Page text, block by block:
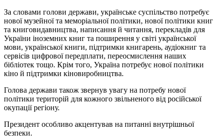
За словами голови держави, українське суспільство потребує
нової музейної та меморіальної політики, нової політики книг
та книговидавництва, написання й читання, перекладів для
України іноземних книг та поширення у світі української
мови, української книги, підтримки книгарень, аудіокниг та
сервісів цифрової передплати, переосмислення наших
бібліотек тощо. Крім того, Україна потребує нової політики
кіно й підтримки кіновиробництва.
Голова держави також звернув увагу на потребу нової
політики територій для кожного звільненого від російської
окупації регіону.
Президент особливо акцентував на питанні внутрішньої
безпеки.